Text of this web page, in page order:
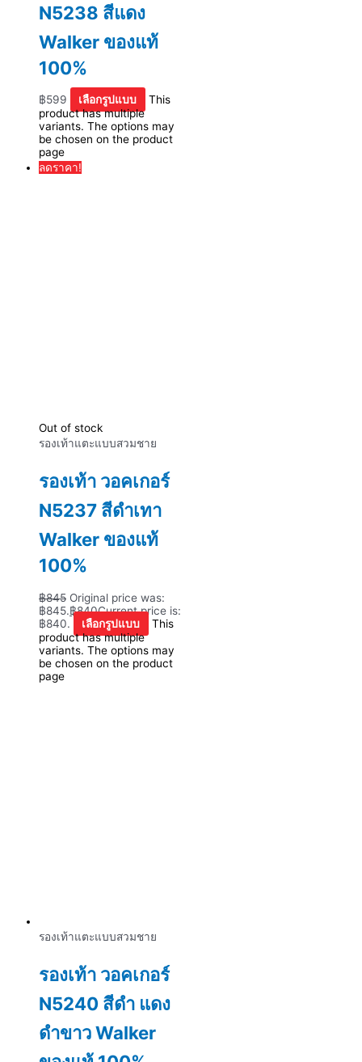
N5238 สีแดง
Walker ของแท้
100%
฿599 เลือกรูปแบบ
This
product has multiple
variants. The options may
be chosen on the product
page
ลดราคา!
Out of stock
รองเท้าแตะแบบสวมชาย
รองเท้า วอคเกอร์
N5237 สีดำเทา
Walker ของแท้
100%
฿845 Original price was:
฿845.฿840Current price is:
฿840.
เลือกรูปแบบ
This
product has multiple
variants. The options may
be chosen on the product
page
รองเท้าแตะแบบสวมชาย
รองเท้า วอคเกอร์
N5240 สีดำ แดง
ดำขาว Walker